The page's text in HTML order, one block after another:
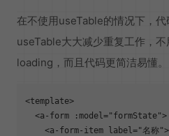
在不使用useTable的情况下，
useTable大大减少重复工作，
loading，而且代码更简洁易懂。
<template>
  <a-form :model="formState">
    <a-form-item label="名称">